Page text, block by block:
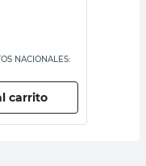
NACIONALES:
carrito